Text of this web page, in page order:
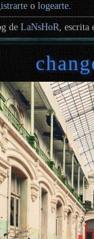
ologearte.
deLaNsHoR ,